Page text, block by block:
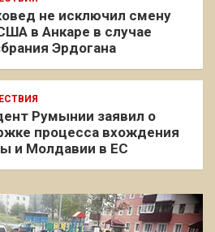
не исключил смену
в Анкаре в случае
Эрдогана
Румынии заявил о
процесса вхождения
и Молдавии в ЕС